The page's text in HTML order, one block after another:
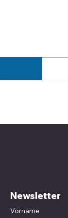
Newsletter
Vorname